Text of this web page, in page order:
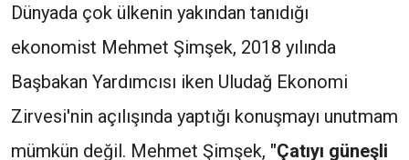
Dünyada çok ülkenin yakından tanıdığı
ekonomist Mehmet Şimşek, 2018 yılında
Başbakan Yardımcısı iken Uludağ Ekonomi
Zirvesi'nin açılışında yaptığı konuşmayı unutmam
mümkün değil. Mehmet Şimşek, "Çatıyı güneşli